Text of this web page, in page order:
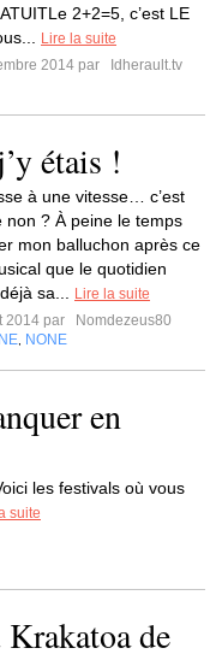
2+2=5, c’est LE
Lire la suite
2014 par
Idherault.tv
étais !
à une vitesse… c’est
non ? À peine le temps
mon balluchon après ce
que le quotidien
sa...
Lire la suite
2014 par
Nomdezeus80
NONE
en
les festivals où vous
suite
de